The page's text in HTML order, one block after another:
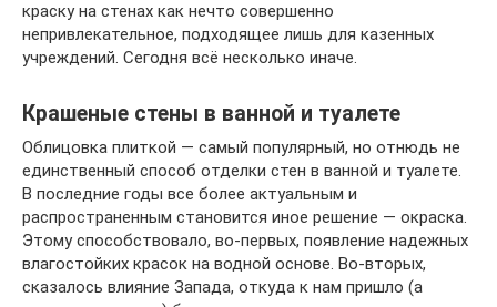
краску на стенах как нечто совершенно
непривлекательное, подходящее лишь для казенных
учреждений. Сегодня всё несколько иначе.
Крашеные стены в ванной и туалете
Облицовка плиткой — самый популярный, но отнюдь не
единственный способ отделки стен в ванной и туалете.
В последние годы все более актуальным и
распространенным становится иное решение — окраска.
Этому способствовало, во-первых, появление надежных
влагостойких красок на водной основе. Во-вторых,
сказалось влияние Запада, откуда к нам пришло (а